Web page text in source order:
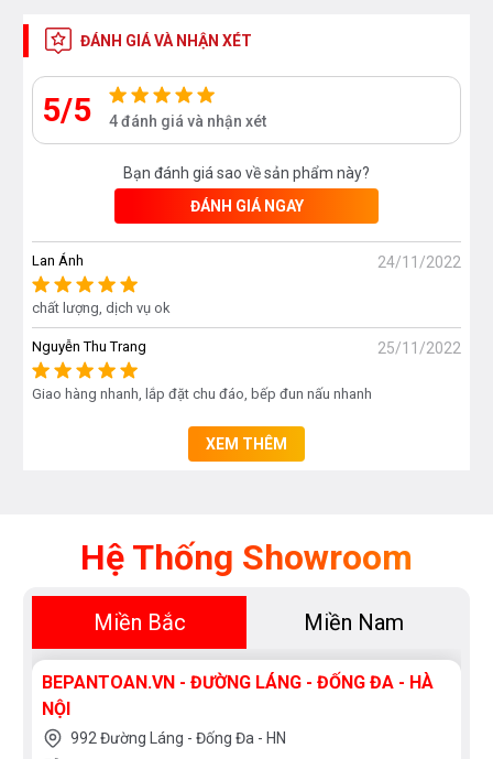
Hãy nhấc máy lên và gọi điện cho Bếp An Toàn để
Hotline : 0912 331 335 hoặc 0976 665 669
ĐÁNH GIÁ VÀ NHẬN XÉT
5/5 4 đánh giá và nhận xét
Bạn đánh giá sao về sản phẩm này?
ĐÁNH GIÁ NGAY
Lan Ánh 24/11/2022
chất lượng, dịch vụ ok
Nguyễn Thu Trang 25/11/2022
Giao hàng nhanh, lắp đặt chu đáo, bếp đun nấu nhanh
XEM THÊM
Hệ Thống Showroom
Miền Bắc Miền Nam
BEPANTOAN.VN - ĐƯỜNG LÁNG - ĐỐNG ĐA - HÀ
NỘI
992 Đường Láng - Đống Đa - HN